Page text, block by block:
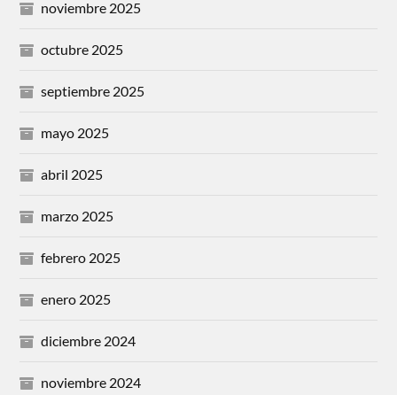
noviembre 2025
octubre 2025
septiembre 2025
mayo 2025
abril 2025
marzo 2025
febrero 2025
enero 2025
diciembre 2024
noviembre 2024